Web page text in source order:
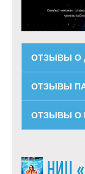
ОТЗЫВЫ О
ОТЗЫВЫ
ОТЗЫВЫ О